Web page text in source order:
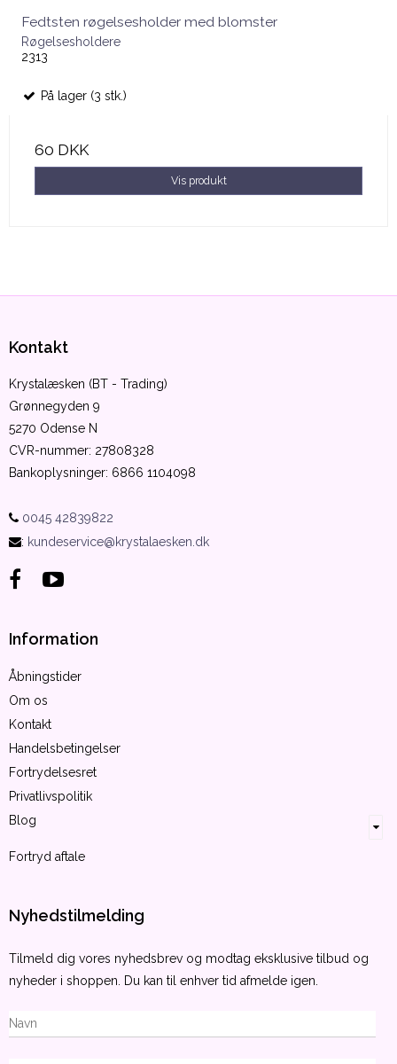
Fedtsten røgelsesholder med blomster
Røgelsesholdere
2313
På lager (3 stk.)
60 DKK
Vis produkt
Kontakt
Krystalæsken (BT - Trading)
Grønnegyden 9
5270 Odense N
CVR-nummer: 27808328
Bankoplysninger: 6866 1104098
0045 42839822
: kundeservice@krystalaesken.dk
Information
Åbningstider
Om os
Kontakt
Handelsbetingelser
Fortrydelsesret
Privatlivspolitik
Blog
Fortryd aftale
Nyhedstilmelding
Tilmeld dig vores nyhedsbrev og modtag eksklusive tilbud og
nyheder i shoppen. Du kan til enhver tid afmelde igen.